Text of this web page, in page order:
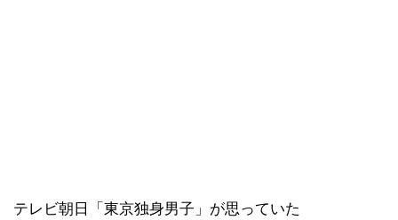
テレビ朝日「東京独身男子」が思っていた